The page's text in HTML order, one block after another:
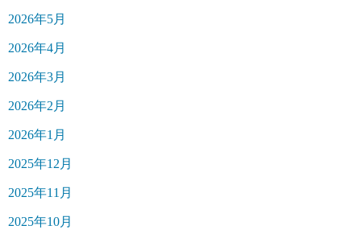
2026年5月
2026年4月
2026年3月
2026年2月
2026年1月
2025年12月
2025年11月
2025年10月